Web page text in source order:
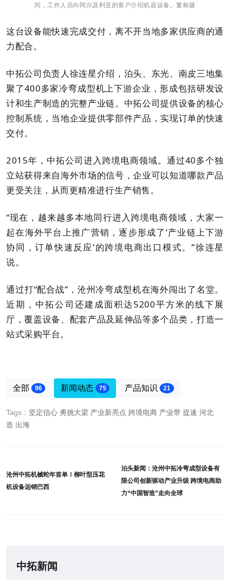
间，工作人员向阿尔及利亚的客户介绍机器设备。董栋摄
这台设备能快速完成交付，离不开当地多家供应商的通
力配合。
中拓公司负责人徐连星介绍，泊头、东光、南皮三地集
聚了400多家冷弯成型机上下游企业，形成包括研发设
计和生产制造的完整产业链。中拓公司提供设备的核心
控制系统，当地企业提供零部件产品，实现订单的快速
交付。
2015年，中拓公司进入跨境电商领域。通过40多个独
立站获得来自海外市场的信号，企业可以知道哪款产品
更受关注，从而更精准进行生产销售。
“现在，越来越多本地同行进入跨境电商领域，大家一
起在海外平台上推广营销，逐步形成了‘产业链上下游
协同，订单快速反应’的跨境电商出口模式。”徐连星
说。
通过打“配合战”，沧州冷弯成型机在海外闯出了名堂。
近期，中拓公司还建成面积达5200平方米的线下展
厅，覆盖设备、配套产品及延伸品等多个品类，打造一
站式采购平台。
全部 96 新闻动态 75 产品知识 21
Tags： 坚定信心 勇挑大梁 产业新亮点 跨境电商 产业带 提速 河北
造 出海
沧州中拓机械蛇年首单！柳叶型压花
机设备远销巴西
泊头新闻：沧州中拓冷弯成型设备有
限公司创新驱动产业升级 跨境电商助
力“中国智造”走向全球
中拓新闻